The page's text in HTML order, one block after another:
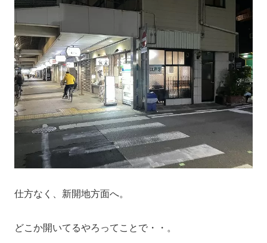
仕方なく、新開地方面へ。
どこか開いてるやろってことで・・。